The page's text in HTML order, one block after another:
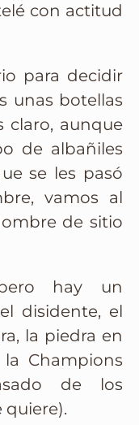
con actitud
para decidir
unas botellas
claro, aunque
de albañiles
se les pasó
vamos al
de sitio
hay un
disidente, el
la piedra en
Champions
de los
quiere).